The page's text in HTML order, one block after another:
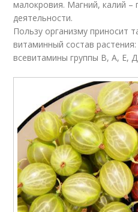
малокровия. Магний, калий –
деятельности.
Пользу организму приносит
витаминный состав
всевитамины группы В, А, Е,